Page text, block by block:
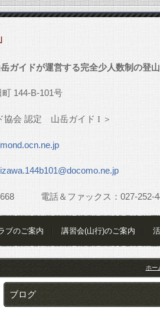
ガイドが運営する完全少人数制の登山
町 144-B-101号
協会 認定 山岳ガイド I ＞
電話＆ファックス： 027-252-
ブのご案内 講習会(山行)のご案内
ホー
ブログ